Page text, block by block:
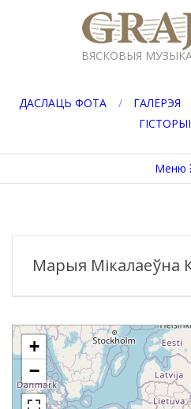
GRAJ.BY
ВЯСКОВЫЯ
ДАСЛАЦЬ ФОТА ГАЛЕРЭЯ
ГІСТОРЫІ
меню
Меню
Марыя Мікалаеўна
+
−